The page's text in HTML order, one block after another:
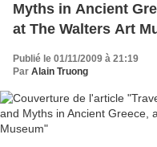
Myths in Ancient
at The Walters Art
Publié le 01/11/2009 à 21:19
Par Alain Truong